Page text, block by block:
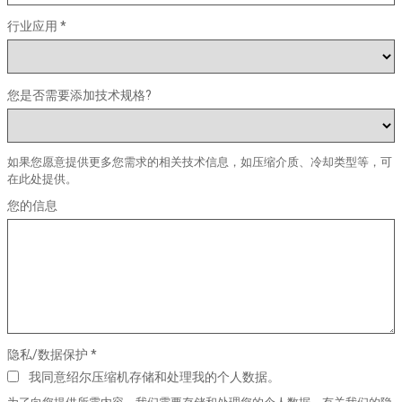
行业应用 *
您是否需要添加技术规格?
如果您愿意提供更多您需求的相关技术信息，如压缩介质、冷却类型等，可
在此处提供。
您的信息
隐私/数据保护 *
我同意绍尔压缩机存储和处理我的个人数据。